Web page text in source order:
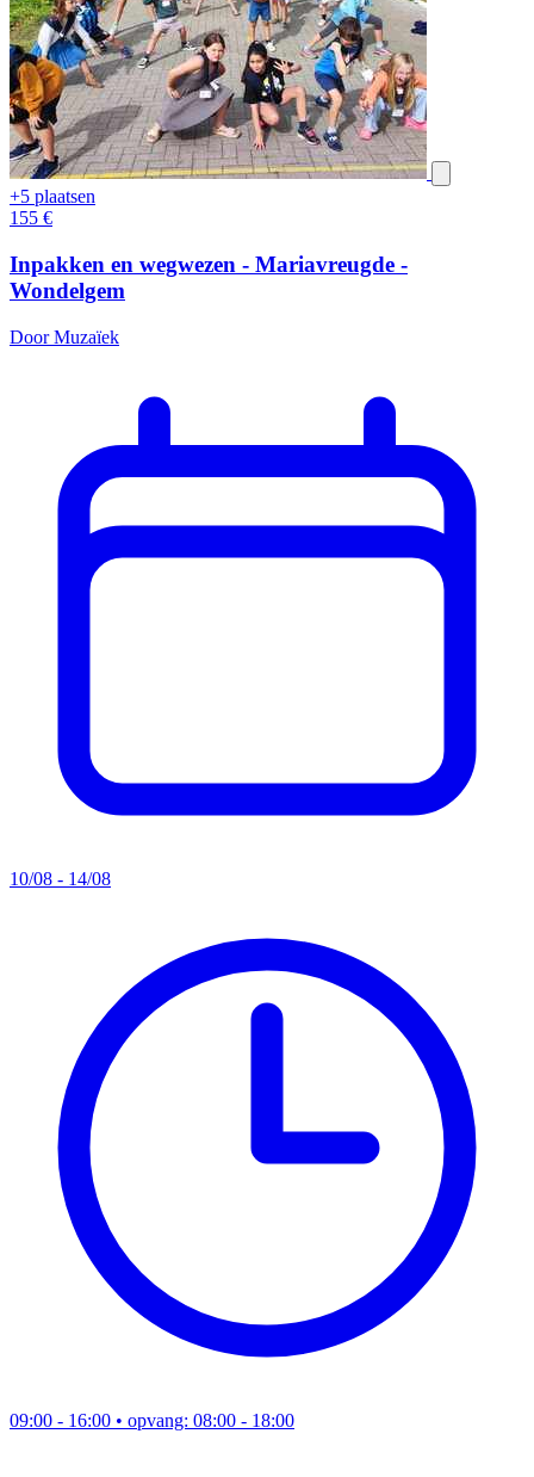
+5 plaatsen
155 €
Inpakken en wegwezen - Mariavreugde -
Wondelgem
Door Muzaïek
10/08 - 14/08
09:00 - 16:00 • opvang: 08:00 - 18:00